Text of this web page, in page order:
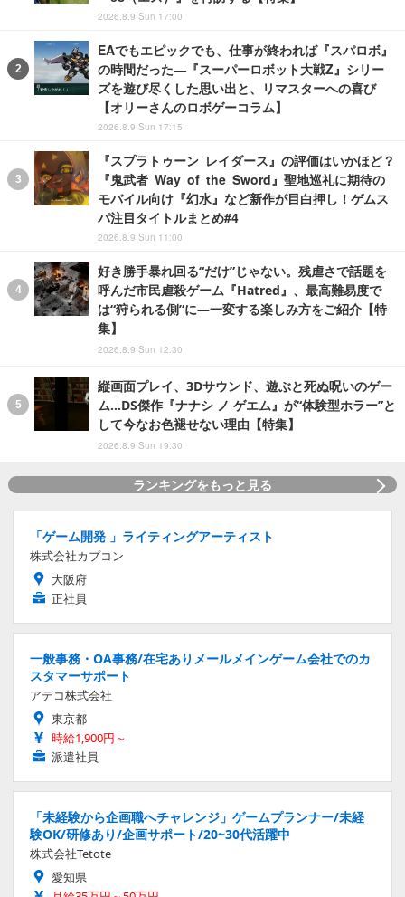
2026.8.9 Sun 17:00
EAでもエピックでも、仕事が終われば『スパロボ』
の時間だった―『スーパーロボット大戦Z』シリー
ズを遊び尽くした思い出と、リマスターへの喜び
【オリーさんのロボゲーコラム】
2026.8.9 Sun 17:15
『スプラトゥーン レイダース』の評価はいかほど？
『鬼武者 Way of the Sword』聖地巡礼に期待の
モバイル向け『幻水』など新作が目白押し！ゲムス
パ注目タイトルまとめ#4
2026.8.9 Sun 11:00
好き勝手暴れ回る“だけ”じゃない。残虐さで話題を
呼んだ市民虐殺ゲーム『Hatred』、最高難易度で
は“狩られる側”に―一変する楽しみ方をご紹介【特
集】
2026.8.9 Sun 12:30
縦画面プレイ、3Dサウンド、遊ぶと死ぬ呪いのゲー
ム…DS傑作『ナナシ ノ ゲエム』が“体験型ホラー”と
して今なお色褪せない理由【特集】
2026.8.9 Sun 19:30
ランキングをもっと見る
「ゲーム開発 」ライティングアーティスト
株式会社カプコン
大阪府
正社員
一般事務・OA事務/在宅ありメールメインゲーム会社でのカ
スタマーサポート
アデコ株式会社
東京都
時給1,900円～
派遣社員
「未経験から企画職へチャレンジ」ゲームプランナー/未経
験OK/研修あり/企画サポート/20~30代活躍中
株式会社Tetote
愛知県